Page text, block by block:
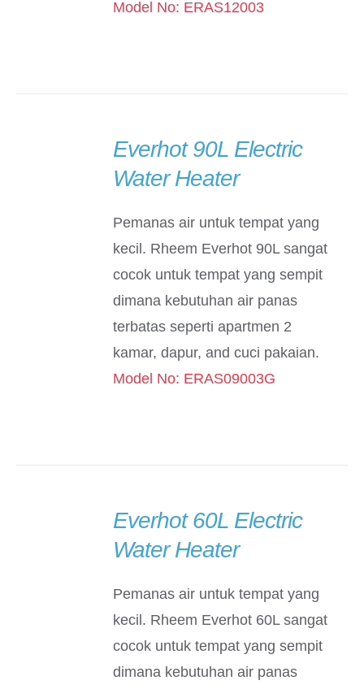
Model No: ERAS12003
Everhot 90L Electric
Water Heater
Pemanas air untuk tempat yang
kecil. Rheem Everhot 90L sangat
cocok untuk tempat yang sempit
dimana kebutuhan air panas
terbatas seperti apartmen 2
kamar, dapur, and cuci pakaian.
Model No: ERAS09003G
Everhot 60L Electric
Water Heater
Pemanas air untuk tempat yang
kecil. Rheem Everhot 60L sangat
cocok untuk tempat yang sempit
dimana kebutuhan air panas